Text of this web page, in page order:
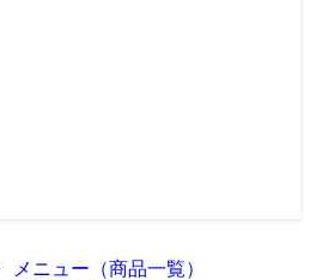
メニュー（商品一覧）